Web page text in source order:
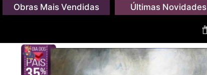
Obras Mais Vendidas Últimas Novidades